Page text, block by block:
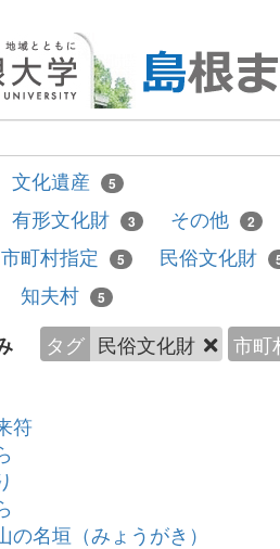
文化遺産 5
有形文化財 3 その他 2
市町村指定 5 民俗文化財
知夫村 5
タグ 民俗文化財
市町
符
の名垣（みょうがき）